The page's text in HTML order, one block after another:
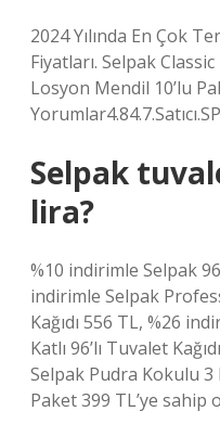
2024 Yılında En Çok
Fiyatları. Selpak
Losyon Mendil 10’lu
Selpak
lira?
%10 indirimle Selpak
indirimle Selpak
Kağıdı 556 TL, %26
Katlı 96’lı Tuvalet
Selpak Pudra Kokulu 3
Paket 399 TL’ye sahip